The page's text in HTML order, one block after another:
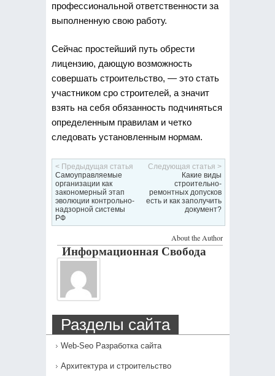
профессиональной ответственности за
выполненную свою работу.
Сейчас простейший путь обрести
лицензию, дающую возможность
совершать строительство, — это стать
участником сро строителей, а значит
взять на себя обязанность подчиняться
определенным правилам и четко
следовать установленным нормам.
< Предыдущая статья
Самоуправляемые
организации как
закономерный этап
эволюции контрольно-
надзорной системы
РФ
Следующая статья >
Какие виды
строительно-
ремонтных допусков
есть и как заполучить
документ?
About the Author
Информационная Свобода
Разделы сайта
Web-Seo Разработка сайта
Архитектура и строительство